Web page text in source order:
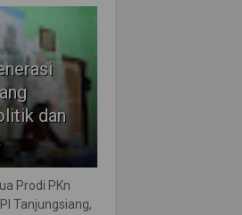
dan
Prodi PKn
Tanjungsiang,